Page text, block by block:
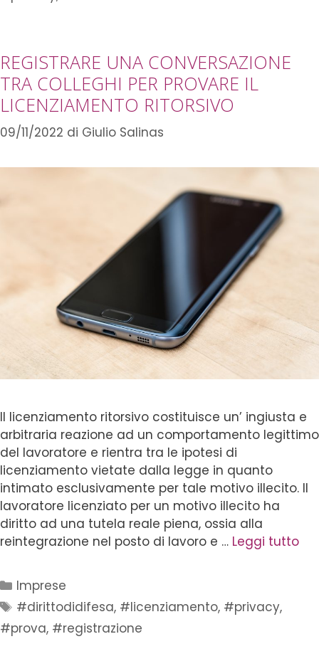
REGISTRARE UNA CONVERSAZIONE
TRA COLLEGHI PER PROVARE IL
LICENZIAMENTO RITORSIVO
09/11/2022 di Giulio Salinas
Il licenziamento ritorsivo costituisce un’ ingiusta e
arbitraria reazione ad un comportamento legittimo
del lavoratore e rientra tra le ipotesi di
licenziamento vietate dalla legge in quanto
intimato esclusivamente per tale motivo illecito. Il
lavoratore licenziato per un motivo illecito ha
diritto ad una tutela reale piena, ossia alla
reintegrazione nel posto di lavoro e … Leggi tutto
Imprese
#dirittodidifesa, #licenziamento, #privacy,
#prova, #registrazione